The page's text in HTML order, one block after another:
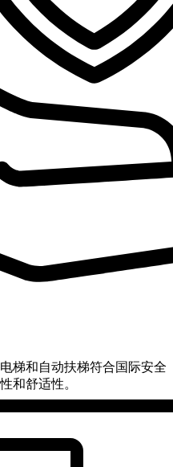
梯和自动扶梯符合国际安全
和舒适性。